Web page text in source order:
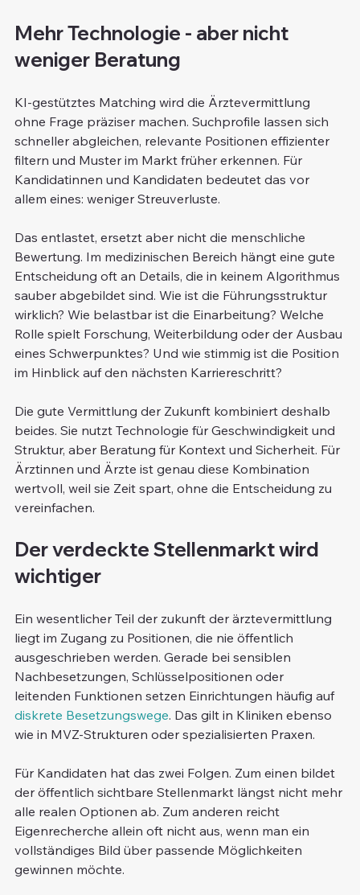
Mehr Technologie - aber nicht
weniger Beratung
KI-gestütztes Matching wird die Ärztevermittlung
ohne Frage präziser machen. Suchprofile lassen sich
schneller abgleichen, relevante Positionen effizienter
filtern und Muster im Markt früher erkennen. Für
Kandidatinnen und Kandidaten bedeutet das vor
allem eines: weniger Streuverluste.
Das entlastet, ersetzt aber nicht die menschliche
Bewertung. Im medizinischen Bereich hängt eine gute
Entscheidung oft an Details, die in keinem Algorithmus
sauber abgebildet sind. Wie ist die Führungsstruktur
wirklich? Wie belastbar ist die Einarbeitung? Welche
Rolle spielt Forschung, Weiterbildung oder der Ausbau
eines Schwerpunktes? Und wie stimmig ist die Position
im Hinblick auf den nächsten Karriereschritt?
Die gute Vermittlung der Zukunft kombiniert deshalb
beides. Sie nutzt Technologie für Geschwindigkeit und
Struktur, aber Beratung für Kontext und Sicherheit. Für
Ärztinnen und Ärzte ist genau diese Kombination
wertvoll, weil sie Zeit spart, ohne die Entscheidung zu
vereinfachen.
Der verdeckte Stellenmarkt wird
wichtiger
Ein wesentlicher Teil der zukunft der ärztevermittlung
liegt im Zugang zu Positionen, die nie öffentlich
ausgeschrieben werden. Gerade bei sensiblen
Nachbesetzungen, Schlüsselpositionen oder
leitenden Funktionen setzen Einrichtungen häufig auf
diskrete Besetzungswege. Das gilt in Kliniken ebenso
wie in MVZ-Strukturen oder spezialisierten Praxen.
Für Kandidaten hat das zwei Folgen. Zum einen bildet
der öffentlich sichtbare Stellenmarkt längst nicht mehr
alle realen Optionen ab. Zum anderen reicht
Eigenrecherche allein oft nicht aus, wenn man ein
vollständiges Bild über passende Möglichkeiten
gewinnen möchte.